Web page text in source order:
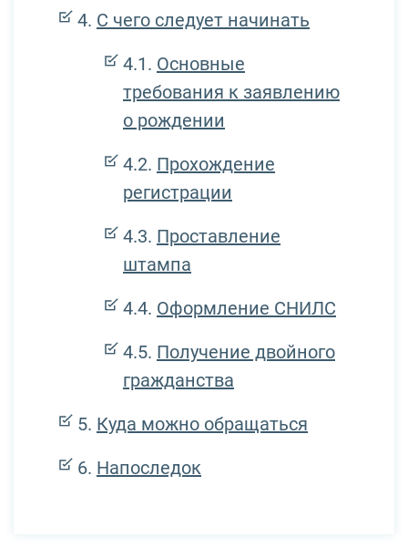
С чего следует начинать
Основные
требования к заявлению
о рождении
Прохождение
регистрации
Проставление
штампа
Оформление СНИЛС
Получение двойного
гражданства
Куда можно обращаться
Напоследок